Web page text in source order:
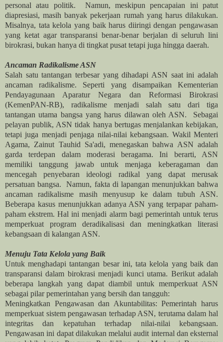
personal atau politik. Namun, meskipun pencapaian ini patut
diapresiasi, masih banyak pekerjaan rumah yang harus dilakukan.
Misalnya, tata kelola yang baik harus diiringi dengan pengawasan
yang ketat agar transparansi benar-benar berjalan di seluruh lini
birokrasi, bukan hanya di tingkat pusat tetapi juga hingga daerah.
Ancaman Radikalisme ASN
Salah satu tantangan terbesar yang dihadapi ASN saat ini adalah
ancaman radikalisme. Seperti yang disampaikan Kementerian
Pendayagunaan Aparatur Negara dan Reformasi Birokrasi
(KemenPAN-RB), radikalisme menjadi salah satu dari tiga
tantangan utama bangsa yang harus dilawan oleh ASN. Sebagai
pelayan publik, ASN tidak hanya bertugas menjalankan kebijakan,
tetapi juga menjadi penjaga nilai-nilai kebangsaan. Wakil Menteri
Agama, Zainut Tauhid Sa'adi, menegaskan bahwa ASN adalah
garda terdepan dalam moderasi beragama. Ini berarti, ASN
memiliki tanggung jawab untuk menjaga keberagaman dan
mencegah penyebaran ideologi radikal yang dapat merusak
persatuan bangsa. Namun, fakta di lapangan menunjukkan bahwa
ancaman radikalisme masih menyusup ke dalam tubuh ASN.
Beberapa kasus menunjukkan adanya ASN yang terpapar paham-
paham ekstrem. Hal ini menjadi alarm bagi pemerintah untuk terus
memperkuat program deradikalisasi dan meningkatkan literasi
kebangsaan di kalangan ASN.
Menuju Tata Kelola yang Baik
Untuk menghadapi tantangan besar ini, tata kelola yang baik dan
transparansi dalam birokrasi menjadi kunci utama. Berikut adalah
beberapa langkah yang dapat diambil untuk memperkuat ASN
sebagai pilar pemerintahan yang bersih dan tangguh:
Meningkatkan Pengawasan dan Akuntabilitas: Pemerintah harus
memperkuat sistem pengawasan terhadap ASN, terutama dalam hal
integritas dan kepatuhan terhadap nilai-nilai kebangsaan.
Pengawasan ini dapat dilakukan melalui audit internal dan eksternal